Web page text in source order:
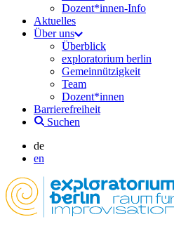
Dozent*innen-Info
Aktuelles
Über uns
Überblick
exploratorium berlin
Gemeinnützigkeit
Team
Dozent*innen
Barrierefreiheit
Suchen
de
en